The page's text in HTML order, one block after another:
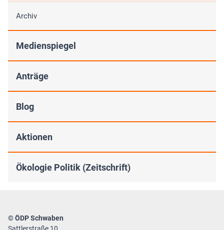
Archiv
Medienspiegel
Anträge
Blog
Aktionen
Ökologie Politik (Zeitschrift)
© ÖDP Schwaben